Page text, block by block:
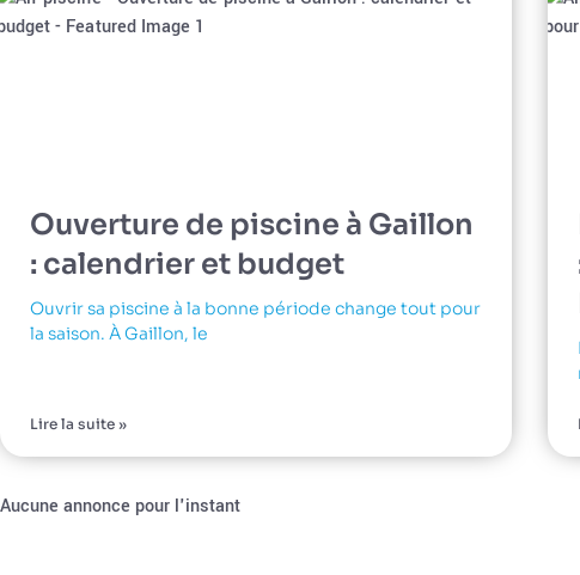
Ouverture de piscine à Gaillon
: calendrier et budget
Ouvrir sa piscine à la bonne période change tout pour
la saison. À Gaillon, le
Lire la suite »
Aucune annonce pour l'instant